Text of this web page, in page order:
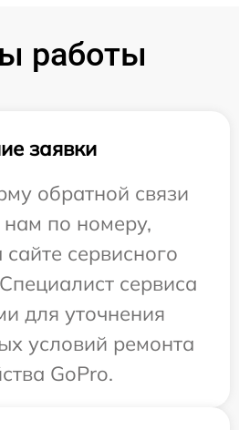
работы
заявки
обратной связи
по номеру,
сервисного
сервиса
для уточнения
условий ремонта
GoPro.